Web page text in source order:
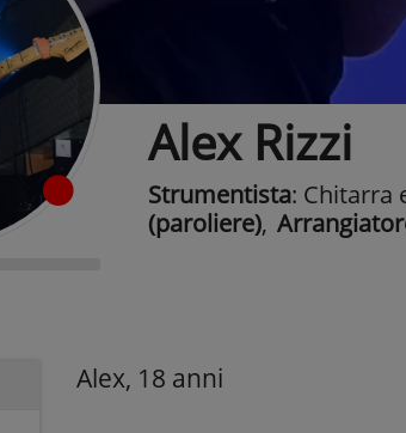
Alex Rizzi
Strumentista: Chitarra
(paroliere),
Alex, 18 anni